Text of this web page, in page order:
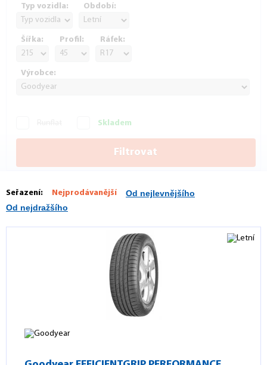
Typ vozidla: Období:
Šířka: Profil: Ráfek:
Výrobce:
Skladem
Filtrovat
Seřazení: Nejprodávanější
Od nejlevnějšího
Od nejdražšího